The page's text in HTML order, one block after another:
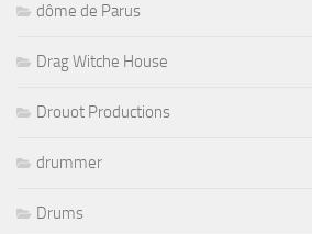
dôme de Parus
Drag Witche House
Drouot Productions
drummer
Drums